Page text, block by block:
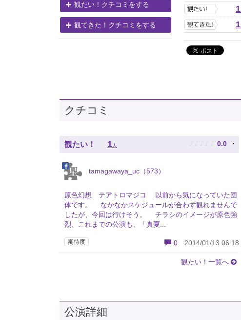
観たい！クチコミをする
観てきた！クチコミをする
1
1
クチコミ
観たい！ 1 人 ♪ ♪ ♪ ♪ ♪ 0.0
tamagawaya_uc（573）
原色幻想 テアトロマジコ 以前から気になっていた団
体です。 なかなかスケジュールが合わず観れませんで
したが、今回は行けそう。 チラシのイメージが原色強
烈、これまでの公演も、「真夏...
期待度 0 2014/01/13 06:18
観たい！一覧へ
公演詳細